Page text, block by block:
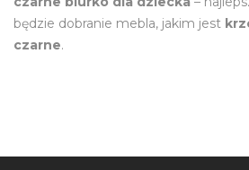
będzie dobranie mebla, jakim jest
czarne.